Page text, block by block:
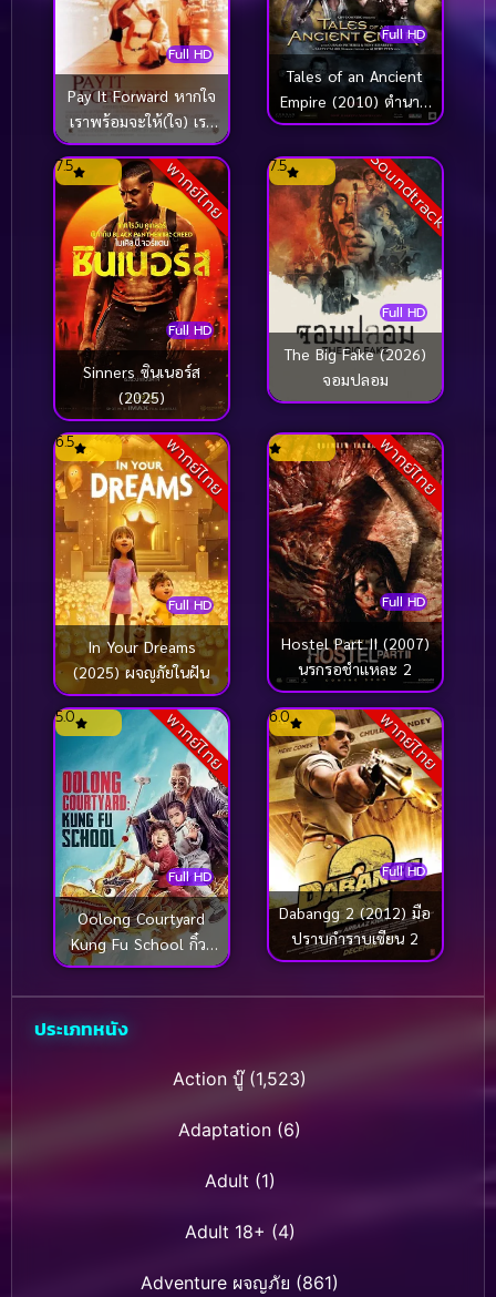
Full HD
Pay It Forward หากใจ
เราพร้อมจะให้(ใจ) เรา
จะได้มากกว่าหนึ่ง
(2000)
Full HD
Tales of an Ancient
Empire (2010) ตำนาน
พิทักษ์อาณาจักรโบราณ
พากย์ไทย
Full HD
7.5
Sinners ซินเนอร์ส
(2025)
Soundtrack
Full HD
7.5
The Big Fake (2026)
จอมปลอม
พากย์ไทย
Full HD
6.5
In Your Dreams
(2025) ผจญภัยในฝัน
พากย์ไทย
Full HD
Hostel Part II (2007)
นรกรอชำแหละ 2
พากย์ไทย
Full HD
5.0
Oolong Courtyard
Kung Fu School กิ๋ว-
ก๋า-กิ้ว จิ๋วแต่ตัว (2017)
พากย์ไทย
Full HD
6.0
Dabangg 2 (2012) มือ
ปราบกำราบเซียน 2
ประเภทหนัง
Action บู๊(1,523)
Adaptation (6)
Adult (1)
Adult 18+ (4)
Adventure ผจญภัย (861)